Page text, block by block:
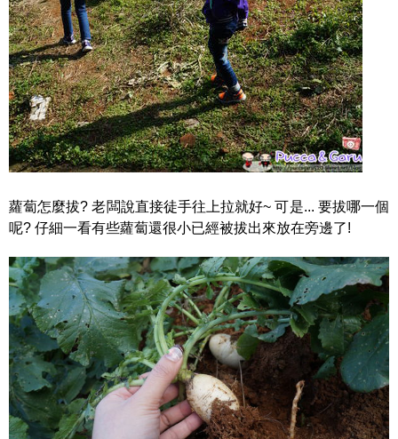
蘿蔔怎麼拔? 老闆說直接徒手往上拉就好~ 可是... 要拔哪一個
呢? 仔細一看有些蘿蔔還很小已經被拔出來放在旁邊了!